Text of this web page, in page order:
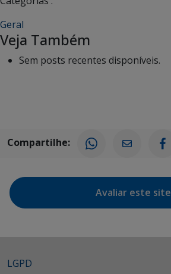
Geral
Veja Também
Sem posts recentes disponíveis.
Compartilhe:
Avaliar este site
LGPD